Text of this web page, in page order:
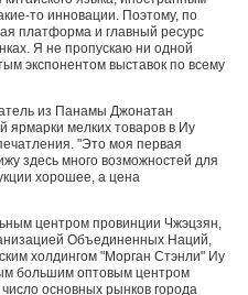
то инновации. Поэтому, по
платформа и главный ресурс
Я не пропускаю ни одной
экспонентом выставок по всему
из Панамы Джонатан
ярмарки мелких товаров в Иу
"Это моя первая
здесь много возможностей для
хорошее, а цена
центром провинции Чжэцзян,
Объединенных Наций,
холдингом "Морган Стэнли" Иу
большим оптовым центром
основных рынков города